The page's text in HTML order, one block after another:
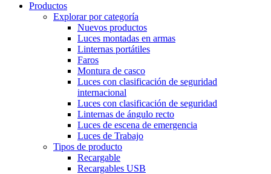
Productos
Explorar por categoría
Nuevos productos
Luces montadas en armas
Linternas portátiles
Faros
Montura de casco
Luces con clasificación de seguridad
internacional
Luces con clasificación de seguridad
Linternas de ángulo recto
Luces de escena de emergencia
Luces de Trabajo
Tipos de producto
Recargable
Recargables USB